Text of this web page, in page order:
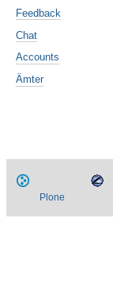
Feedback
Chat
Accounts
Ämter
Plone